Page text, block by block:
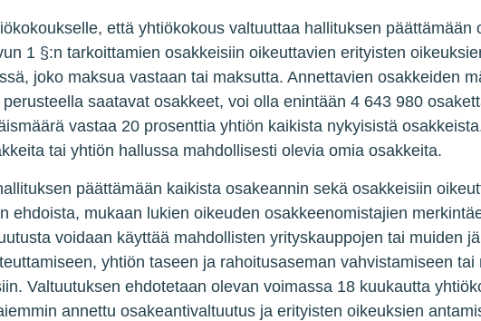
että yhtiökokous valtuuttaa hallituksen päättämään
1 §:n tarkoittamien osakkeisiin oikeuttavien erityisten
joko maksua vastaan tai maksutta. Annettavien osakkeiden
saatavat osakkeet, voi olla enintään 4 643 980
vastaa 20 prosenttia yhtiön kaikista nykyisistä
tai yhtiön hallussa mahdollisesti olevia omia osakkeita.
päättämään kaikista osakeannin sekä osakkeisiin
ehdoista, mukaan lukien oikeuden osakkeenomistajien
voidaan käyttää mahdollisten yrityskauppojen tai muiden
yhtiön taseen ja rahoitusaseman vahvistamiseen tai
Valtuutuksen ehdotetaan olevan voimassa 18 kuukautta
annettu osakeantivaltuutus ja erityisten oikeuksien